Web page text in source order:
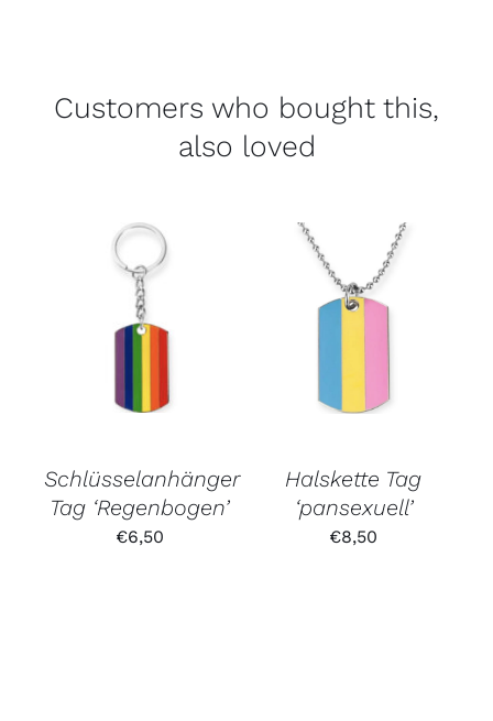
Customers who bought this,
also loved
Schlüsselanhänger
Tag ‘Regenbogen’
€6,50
Halskette Tag
‘pansexuell’
€8,50